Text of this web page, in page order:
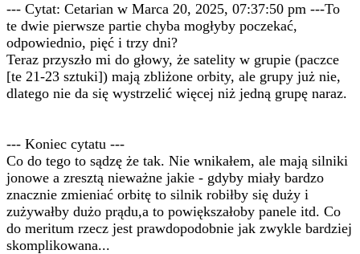
--- Cytat: Cetarian w Marca 20, 2025, 07:37:50 pm ---To
te dwie pierwsze partie chyba mogłyby poczekać,
odpowiednio, pięć i trzy dni?
Teraz przyszło mi do głowy, że satelity w grupie (paczce
[te 21-23 sztuki]) mają zbliżone orbity, ale grupy już nie,
dlatego nie da się wystrzelić więcej niż jedną grupę naraz.
--- Koniec cytatu ---
Co do tego to sądzę że tak. Nie wnikałem, ale mają silniki
jonowe a zresztą nieważne jakie - gdyby miały bardzo
znacznie zmieniać orbitę to silnik robiłby się duży i
zużywałby dużo prądu,a to powiększałoby panele itd. Co
do meritum rzecz jest prawdopodobnie jak zwykle bardziej
skomplikowana...